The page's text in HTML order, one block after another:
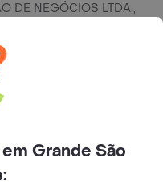
DE NEGÓCIOS LTDA.,
Paulo/SP CEP. 01414-
0001-25.
Grande São